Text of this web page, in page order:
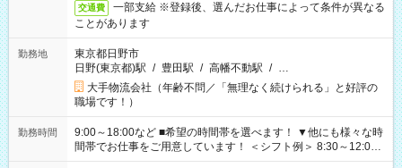
交通費
一部支給 ※登録後、選んだお仕事によって条件が異なる
ことがあります
勤務地
東京都日野市
日野(東京都)駅 / 豊田駅 / 高幡不動駅 / …
大手物流会社（年齢不問／「無理なく続けられる」と好評の
職場です！）
勤務時間
9:00～18:00など ■希望の時間帯を選べます！ ▼他にも様々な時
間帯でお仕事をご用意しています！ ＜シフト例＞ 8:30～12:00
17:00～22:00 13:00～22:00 22:00～翌6:00 など